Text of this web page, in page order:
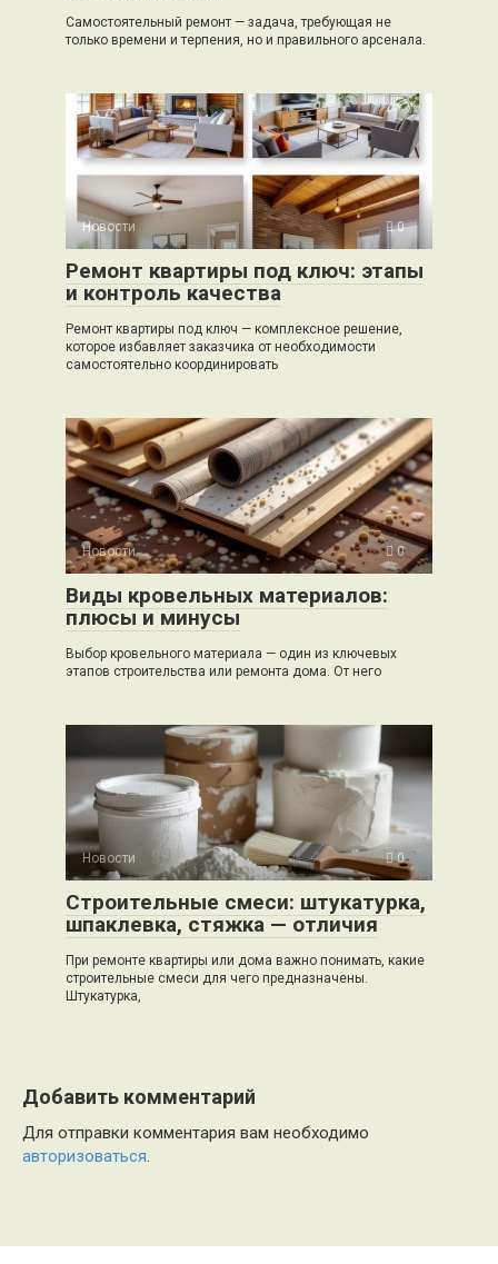
Самостоятельный ремонт — задача, требующая не
только времени и терпения, но и правильного арсенала.
Новости 0
Ремонт квартиры под ключ: этапы
и контроль качества
Ремонт квартиры под ключ — комплексное решение,
которое избавляет заказчика от необходимости
самостоятельно координировать
Новости 0
Виды кровельных материалов:
плюсы и минусы
Выбор кровельного материала — один из ключевых
этапов строительства или ремонта дома. От него
Новости 0
Строительные смеси: штукатурка,
шпаклевка, стяжка — отличия
При ремонте квартиры или дома важно понимать, какие
строительные смеси для чего предназначены.
Штукатурка,
Добавить комментарий
Для отправки комментария вам необходимо
авторизоваться.